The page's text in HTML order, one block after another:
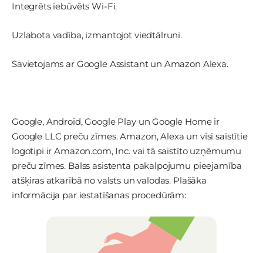
Integrēts iebūvēts Wi-Fi.
Uzlabota vadība, izmantojot viedtālruni.
Savietojams ar Google Assistant un Amazon Alexa.
Google, Android, Google Play un Google Home ir
Google LLC preču zīmes. Amazon, Alexa un visi saistītie
logotipi ir Amazon.com, Inc. vai tā saistīto uzņēmumu
preču zīmes. Balss asistenta pakalpojumu pieejamība
atšķiras atkarībā no valsts un valodas. Plašāka
informācija par iestatīšanas procedūrām: